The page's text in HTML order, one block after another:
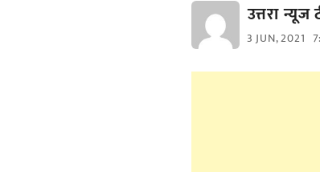
उत्तरा न्यूज
3 JUN, 2021